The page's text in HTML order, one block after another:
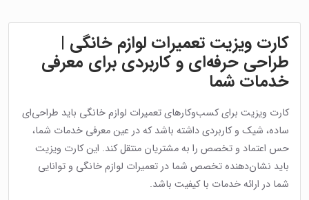
کارت ویزیت تعمیرات لوازم خانگی |
طراحی حرفه‌ای و کاربردی برای معرفی
خدمات شما
کارت ویزیت برای کسب‌وکارهای تعمیرات لوازم خانگی باید طراحی‌ای
ساده، شیک و کاربردی داشته باشد که در عین معرفی خدمات شما،
حس اعتماد و تخصص را به مشتریان منتقل کند. این کارت ویزیت
باید نشان‌دهنده تخصص شما در تعمیرات لوازم خانگی و توانایی
شما در ارائه خدمات با کیفیت باشد.